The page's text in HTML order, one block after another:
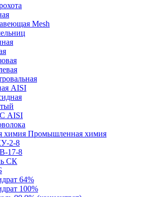
Mesh
AISI
AISI
Промышленная химия
2-8
17-8
СК
64%
100%